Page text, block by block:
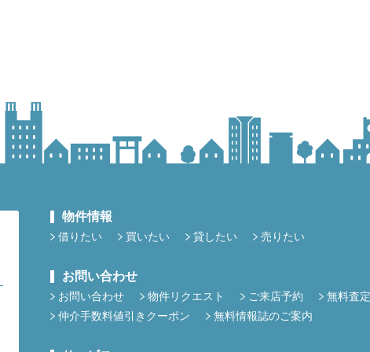
物件情報
借りたい 買いたい 貸したい 売りたい
お問い合わせ
お問い合わせ 物件リクエスト ご来店予約
無料査定
仲介手数料値引きクーポン
無料情報誌のご案内